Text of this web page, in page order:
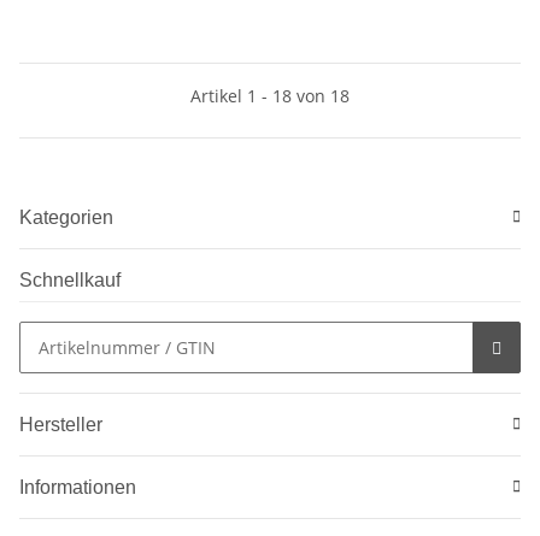
Artikel 1 - 18 von 18
Kategorien
Schnellkauf
Hersteller
Informationen